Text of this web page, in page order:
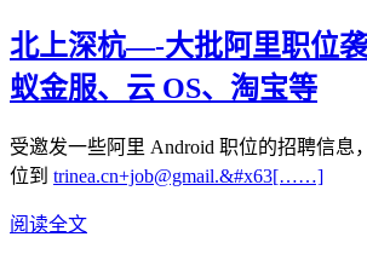
北上深杭—-大批阿里职位
蚁金服、云 OS、淘宝等
受邀发一些阿里 Android 职位的招聘信息
位到 trinea.cn+job@gmail.&#x63[……]
阅读全文